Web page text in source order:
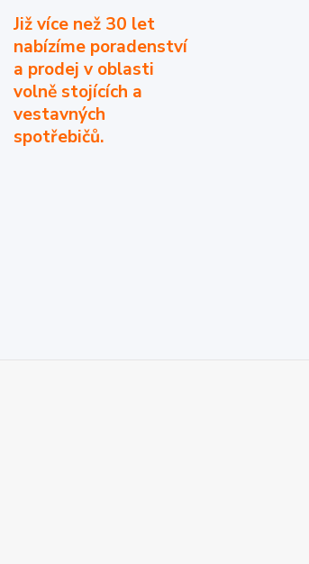
Již více než 30 let
nabízíme poradenství
a prodej v oblasti
volně stojících a
vestavných
spotřebičů.